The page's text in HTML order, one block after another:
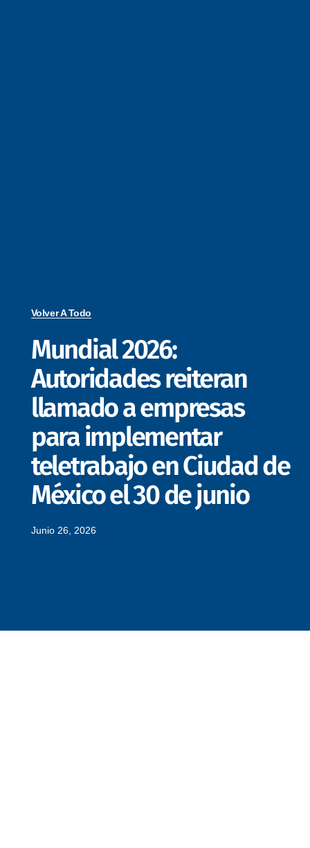
Volver A Todo
Mundial 2026:
Autoridades reiteran
llamado a empresas
para implementar
teletrabajo en Ciudad de
México el 30 de junio
Junio 26, 2026